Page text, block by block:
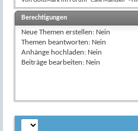
Berechtigungen
Neue Themen erstellen: Nein
Themen beantworten: Nein
Anhänge hochladen: Nein
Beiträge bearbeiten: Nein